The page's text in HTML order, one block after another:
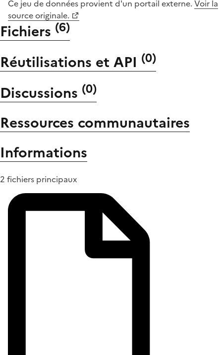
Ce jeu de données provient d'un portail externe. Voir la
source originale.
Fichiers (6)
Réutilisations et API (0)
Discussions (0)
Ressources communautaires
Informations
2 fichiers principaux